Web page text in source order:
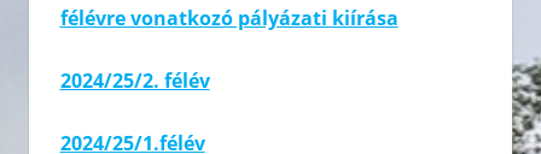
félévre vonatkozó pályázati kiírása
2024/25/2. félév
2024/25/1.félév